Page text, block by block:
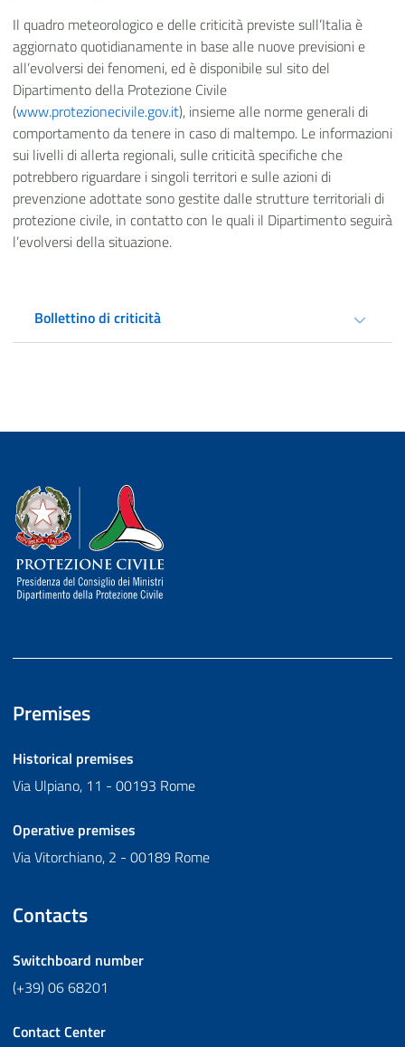
Il quadro meteorologico e delle criticità previste sull’Italia è
aggiornato quotidianamente in base alle nuove previsioni e
all’evolversi dei fenomeni, ed è disponibile sul sito del
Dipartimento della Protezione Civile
(www.protezionecivile.gov.it), insieme alle norme generali di
comportamento da tenere in caso di maltempo. Le informazioni
sui livelli di allerta regionali, sulle criticità specifiche che
potrebbero riguardare i singoli territori e sulle azioni di
prevenzione adottate sono gestite dalle strutture territoriali di
protezione civile, in contatto con le quali il Dipartimento seguirà
l’evolversi della situazione.
Bollettino di criticità
Dipartimento della Protezione Civile
Premises
Historical premises
Via Ulpiano, 11 - 00193 Rome
Operative premises
Via Vitorchiano, 2 - 00189 Rome
Contacts
Switchboard number
(+39) 06 68201
Contact Center